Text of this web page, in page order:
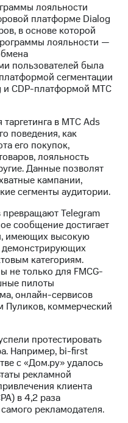
лояльности
платформе Dialog
в основе которой
лояльности —
пользователей была
сегментации
и CDP-платформой МТС
в МТС Ads
поведения, как
его покупок,
лояльность
Данные позволят
кампании,
сегменты аудитории.
Telegram
сообщение достигает
имеющих высокую
демонстрирующих
категориям.
не только для FMCG-
пилоты
онлайн-сервисов
Пуликов, коммерческий
протестировать
Например, bi-first
с «Дом.ру» удалось
рекламной
клиента
в 4,2 раза
рекламодателя.